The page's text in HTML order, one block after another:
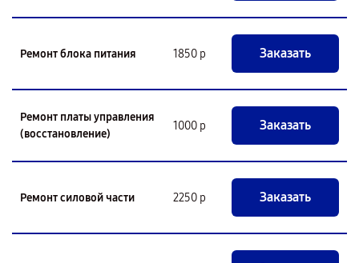
Ремонт блока питания 1850 р Заказать
Ремонт платы управления
(восстановление)
1000 р Заказать
Ремонт силовой части 2250 р Заказать